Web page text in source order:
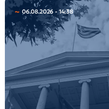
06.08.2026 - 14:38